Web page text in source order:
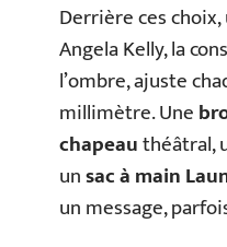
Derrière ces
Angela Kelly, la
l’ombre, ajuste
millimètre. Une
chapeauthéâtral,
unsac à main
un message,